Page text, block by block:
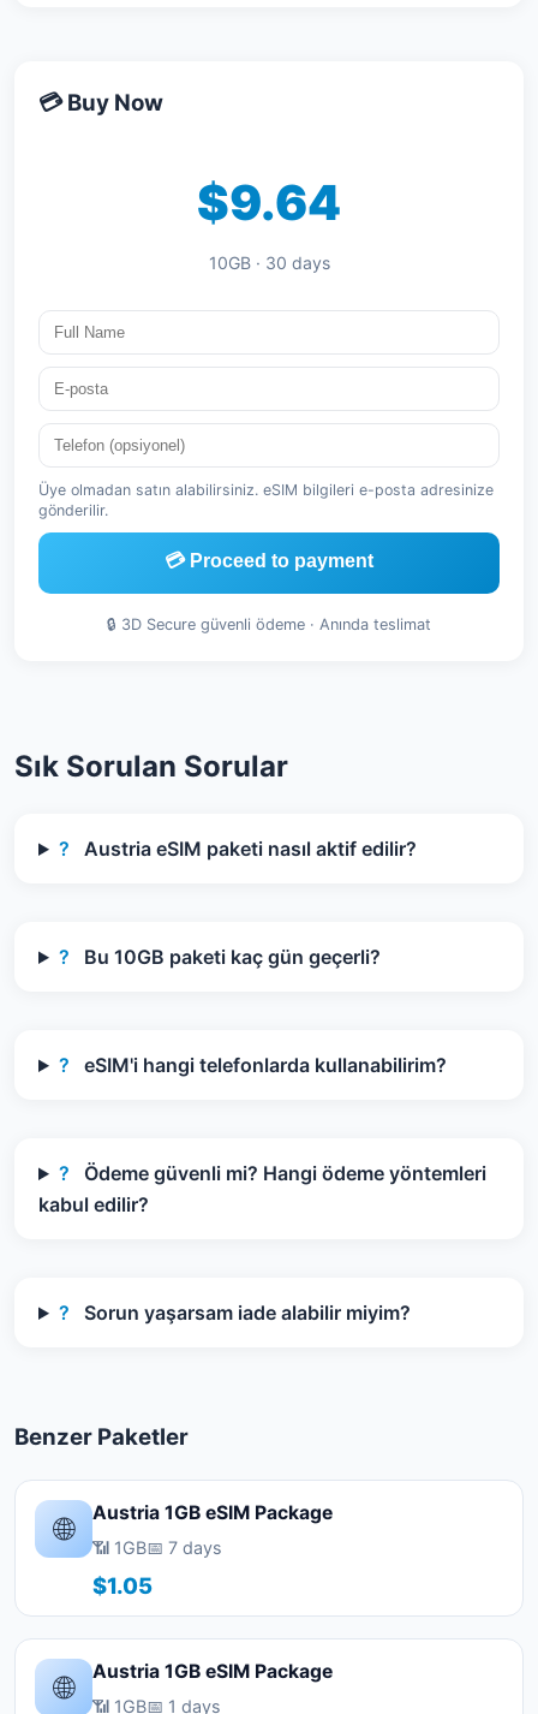
💳 Buy Now
$9.64
10GB · 30 days
Üye olmadan satın alabilirsiniz. eSIM bilgileri e-posta adresinize
gönderilir.
💳 Proceed to payment
🔒 3D Secure güvenli ödeme · Anında teslimat
Sık Sorulan Sorular
? Austria eSIM paketi nasıl aktif edilir?
? Bu 10GB paketi kaç gün geçerli?
? eSIM'i hangi telefonlarda kullanabilirim?
?
Ödeme güvenli mi? Hangi ödeme yöntemleri
kabul edilir?
? Sorun yaşarsam iade alabilir miyim?
Benzer Paketler
🌐 Austria 1GB eSIM Package
📶 1GB📅 7 days
$1.05
🌐 Austria 1GB eSIM Package
📶 1GB📅 1 days